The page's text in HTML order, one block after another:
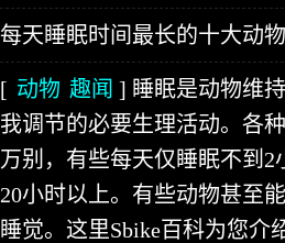
每天睡眠时间最长的十大动
[ 动物 趣闻 ] 睡眠是动物维
我调节的必要生理活动。各
万别，有些每天仅睡眠不到2
20小时以上。有些动物甚至
睡觉。这里Sbike百科为您介